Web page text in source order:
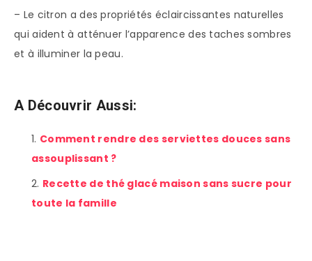
– Le citron a des propriétés éclaircissantes naturelles
qui aident à atténuer l’apparence des taches sombres
et à illuminer la peau.
A Découvrir Aussi:
Comment rendre des serviettes douces sans
assouplissant ?
Recette de thé glacé maison sans sucre pour
toute la famille